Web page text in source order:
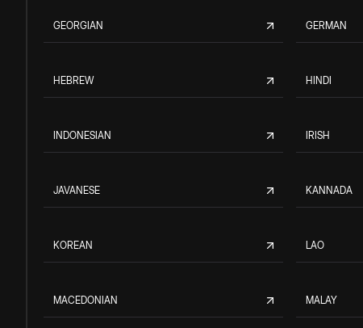
GEORGIAN GERMAN
HEBREW HINDI
INDONESIAN IRISH
JAVANESE KANNADA
KOREAN LAO
MACEDONIAN MALAY